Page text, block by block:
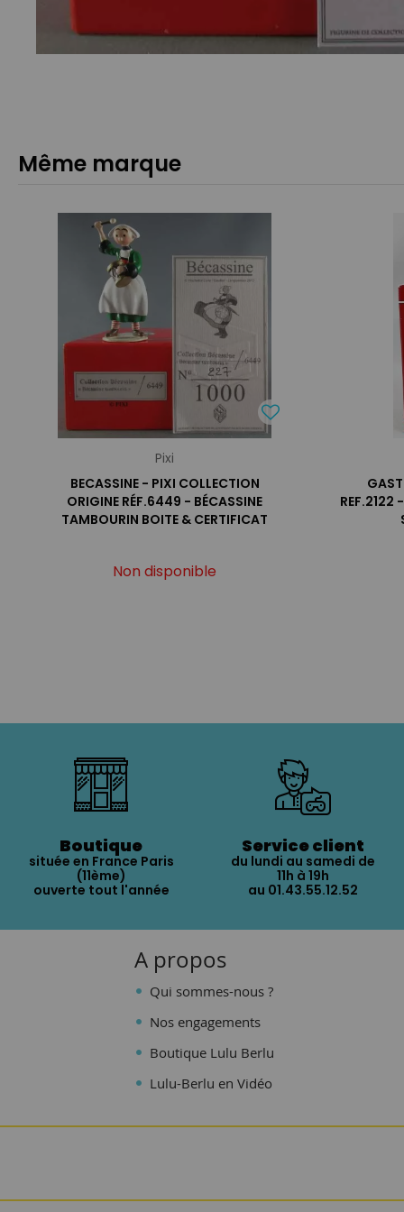
Même marque
Pixi
BECASSINE - PIXI COLLECTION
ORIGINE RÉF.6449 - BÉCASSINE
TAMBOURIN BOITE & CERTIFICAT
Non disponible
REF.2122
Boutique
située en France Paris
(11ème)
ouverte tout l'année
Service client
du lundi au samedi de
11h à 19h
au 01.43.55.12.52
A propos
Qui sommes-nous ?
Nos engagements
Boutique Lulu Berlu
Lulu-Berlu en Vidéo